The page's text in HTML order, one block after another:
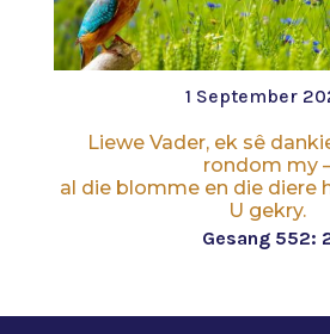
1 September
Liewe Vader, ek sê
rondom my
al die blomme en die diere
U gekry.
Gesang 552: